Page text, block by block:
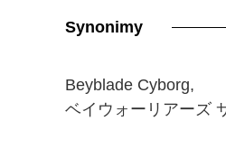
Synonimy
Beyblade Cyborg,
ベイウォーリアーズ